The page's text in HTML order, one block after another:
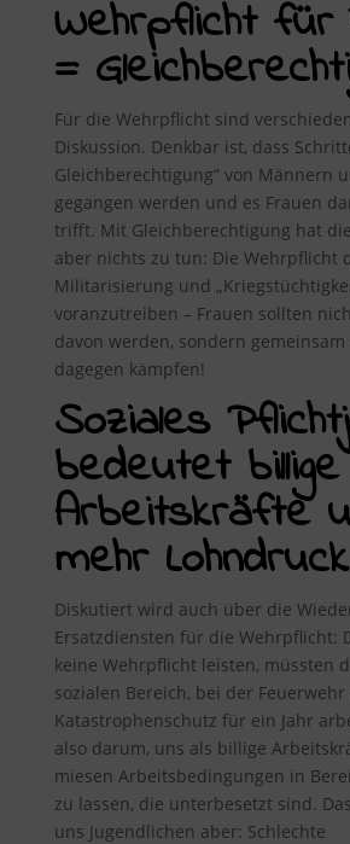
Wehrpflicht für
=
Für die Wehrpflicht sind
Diskussion. Denkbar ist, dass
Gleichberechtigung“ von Männern
gegangen werden und es Frauen
trifft. Mit Gleichberechtigung hat
aber nichts zu tun: Die Wehrpflicht
Militarisierung und
voranzutreiben – Frauen sollten
davon werden, sondern
dagegen kämpfen!
Soziales
bedeutet billige
Arbeitskräfte
mehr Lohndruck
Diskutiert wird auch über die
Ersatzdiensten für die Wehrpflicht:
keine Wehrpflicht leisten, müssten
sozialen Bereich, bei der
Katastrophenschutz für ein Jahr
also darum, uns als billige
miesen Arbeitsbedingungen in
zu lassen, die unterbesetzt sind.
uns Jugendlichen aber: Schlechte